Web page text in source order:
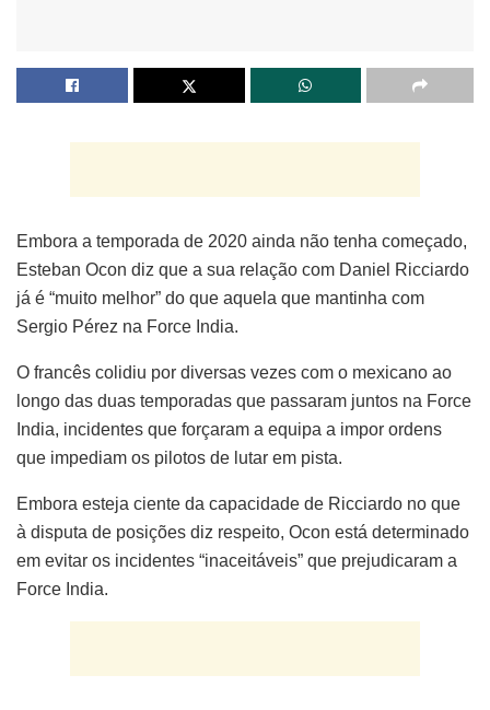
Embora a temporada de 2020 ainda não tenha começado,
Esteban Ocon diz que a sua relação com Daniel Ricciardo
já é “muito melhor” do que aquela que mantinha com
Sergio Pérez na Force India.
O francês colidiu por diversas vezes com o mexicano ao
longo das duas temporadas que passaram juntos na Force
India, incidentes que forçaram a equipa a impor ordens
que impediam os pilotos de lutar em pista.
Embora esteja ciente da capacidade de Ricciardo no que
à disputa de posições diz respeito, Ocon está determinado
em evitar os incidentes “inaceitáveis” que prejudicaram a
Force India.